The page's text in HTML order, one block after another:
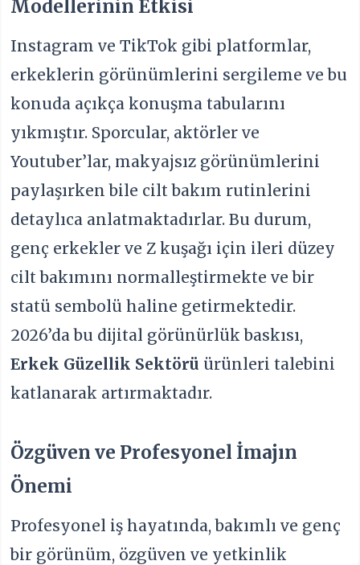
Modellerinin Etkisi
Instagram ve TikTok gibi platformlar,
erkeklerin görünümlerini sergileme ve bu
konuda açıkça konuşma tabularını
yıkmıştır. Sporcular, aktörler ve
Youtuber’lar, makyajsız görünümlerini
paylaşırken bile cilt bakım rutinlerini
detaylıca anlatmaktadırlar. Bu durum,
genç erkekler ve Z kuşağı için ileri düzey
cilt bakımını normalleştirmekte ve bir
statü sembolü haline getirmektedir.
2026’da bu dijital görünürlük baskısı,
Erkek Güzellik Sektörü ürünleri talebini
katlanarak artırmaktadır.
Özgüven ve Profesyonel İmajın
Önemi
Profesyonel iş hayatında, bakımlı ve genç
bir görünüm, özgüven ve yetkinlik